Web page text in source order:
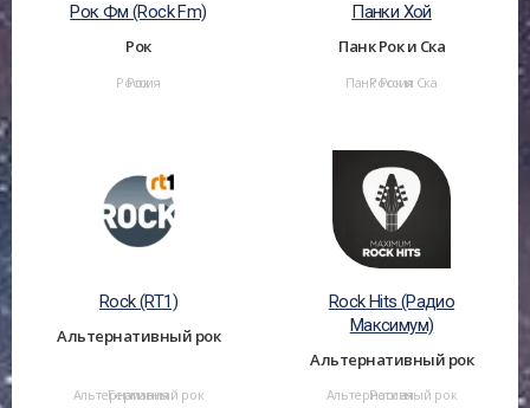
Рок Фм (Rock Fm)
Рок
Рок
Россия
Панки Хой
Панк Рок и Ска
Панк Рок и Ска
Россия
Rock (RT1)
Альтернативный рок
Альтернативный рок
Германия
Rock Hits (Радио
Максимум)
Альтернативный рок
Альтернативный рок
Россия